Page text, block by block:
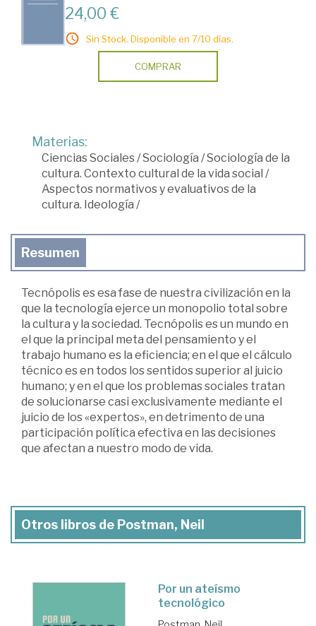
24,00 €
Sin Stock. Disponible en 7/10 días.
COMPRAR
Materias:
Ciencias Sociales/Sociología /Sociología de la
cultura. Contexto cultural de la vida social /
Aspectos normativos y evaluativos de la
cultura. Ideología /
Resumen
Tecnópolis es esa fase de nuestra civilización en la
que la tecnología ejerce un monopolio total sobre
la cultura y la sociedad. Tecnópolis es un mundo en
el que la principal meta del pensamiento y el
trabajo humano es la eficiencia; en el que el cálculo
técnico es en todos los sentidos superior al juicio
humano; y en el que los problemas sociales tratan
de solucionarse casi exclusivamente mediante el
juicio de los «expertos», en detrimento de una
participación política efectiva en las decisiones
que afectan a nuestro modo de vida.
Otros libros de Postman, Neil
Por un ateísmo
tecnológico